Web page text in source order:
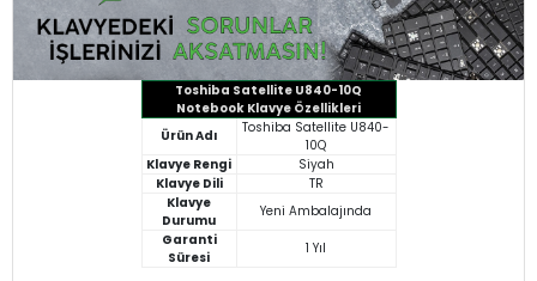
Toshiba Satellite U840-10Q
Notebook Klavye Özellikleri
Ürün Adı
Toshiba Satellite U840-
10Q
Klavye Rengi
Siyah
Klavye Dili
TR
Klavye
Durumu
Yeni Ambalajında
Garanti
Süresi
1 Yıl